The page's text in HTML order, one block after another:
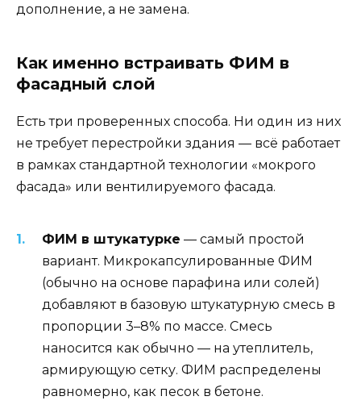
дополнение, а не замена.
Как именно встраивать ФИМ в
фасадный слой
Есть три проверенных способа. Ни один из них
не требует перестройки здания — всё работает
в рамках стандартной технологии «мокрого
фасада» или вентилируемого фасада.
ФИМ в штукатурке — самый простой
вариант. Микрокапсулированные ФИМ
(обычно на основе парафина или солей)
добавляют в базовую штукатурную смесь в
пропорции 3–8% по массе. Смесь
наносится как обычно — на утеплитель,
армирующую сетку. ФИМ распределены
равномерно, как песок в бетоне.